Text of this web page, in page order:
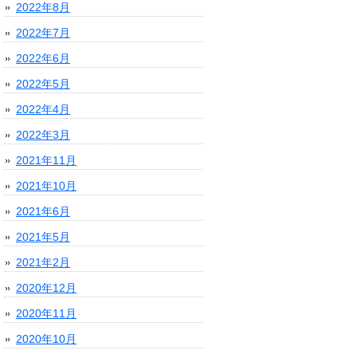
2022年8月
2022年7月
2022年6月
2022年5月
2022年4月
2022年3月
2021年11月
2021年10月
2021年6月
2021年5月
2021年2月
2020年12月
2020年11月
2020年10月